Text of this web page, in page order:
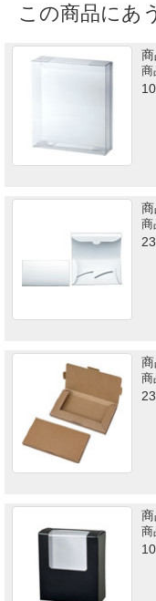
この商品にあ
商